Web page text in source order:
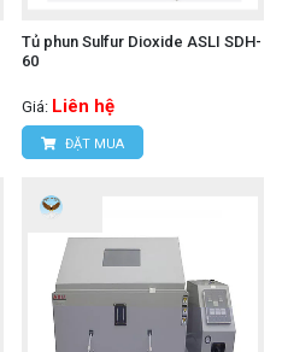
Tủ phun Sulfur Dioxide ASLI SDH-
60
Giá: Liên hệ
ĐẶT MUA